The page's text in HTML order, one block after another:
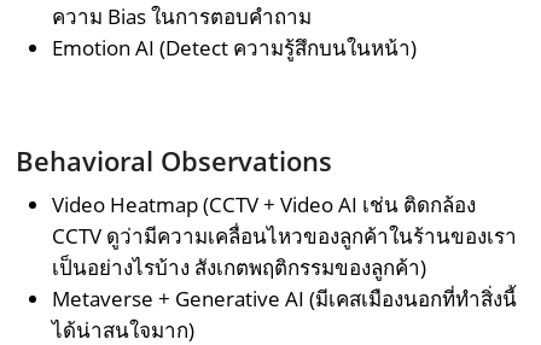
ความ Bias ในการตอบคำถาม
Emotion AI (Detect ความรู้สึกบนในหน้า)
Behavioral Observations
Video Heatmap (CCTV + Video AI เช่น ติดกล้อง
CCTV ดูว่ามีความเคลื่อนไหวของลูกค้าในร้านของเรา
เป็นอย่างไรบ้าง สังเกตพฤติกรรมของลูกค้า)
Metaverse + Generative AI (มีเคสเมืองนอกที่ทำสิ่งนี้
ได้น่าสนใจมาก)